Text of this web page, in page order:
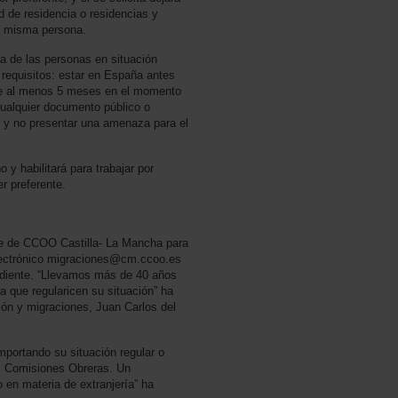
de residencia o residencias y
persona.
de las personas en situación
estar en España antes
al menos 5 meses en el momento
documento público o
no presentar una amenaza para el
y habilitará para trabajar por
preferente.
de CCOO Castilla- La Mancha para
migraciones@cm.ccoo.es
“Llevamos más de 40 años
que regularicen su situación” ha
y migraciones, Juan Carlos del
su situación regular o
Obreras. Un
materia de extranjería” ha